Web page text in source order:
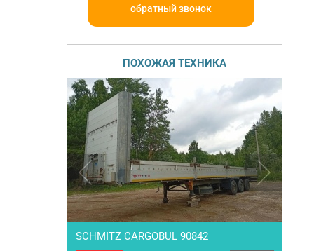
обратный звонок
ПОХОЖАЯ ТЕХНИКА
SCHMITZ CARGOBUL 90842